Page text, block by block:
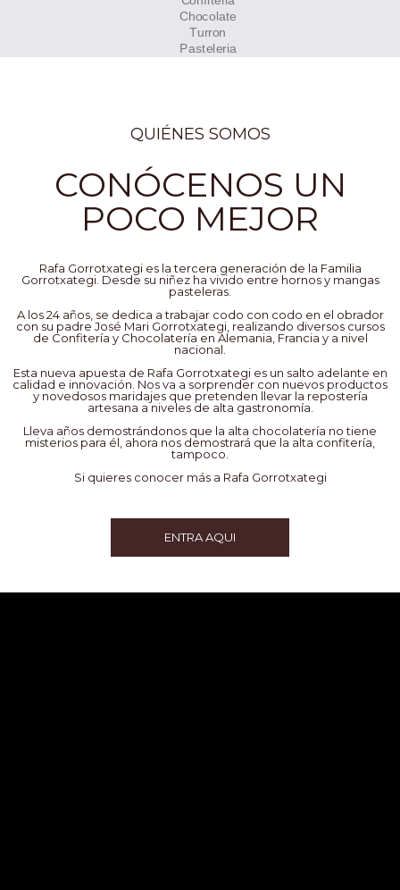
QUIÉNES SOMOS
CONÓCENOS UN
POCO MEJOR
Rafa Gorrotxategi es la tercera generación de la Familia
Gorrotxategi. Desde su niñez ha vivido entre hornos y mangas
pasteleras.
A los 24 años, se dedica a trabajar codo con codo en el obrador
con su padre José Mari Gorrotxategi, realizando diversos cursos
de Confitería y Chocolatería en Alemania, Francia y a nivel
nacional.
Esta nueva apuesta de Rafa Gorrotxategi es un salto adelante en
calidad e innovación. Nos va a sorprender con nuevos productos
y novedosos maridajes que pretenden llevar la repostería
artesana a niveles de alta gastronomía.
Lleva años demostrándonos que la alta chocolatería no tiene
misterios para él, ahora nos demostrará que la alta confitería,
tampoco.
Si quieres conocer más a Rafa Gorrotxategi
ENTRA AQUI